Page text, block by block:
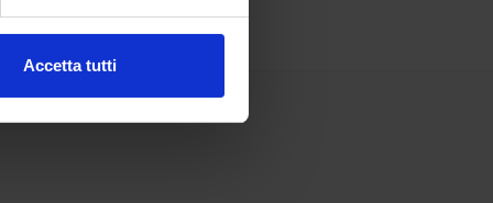
che hai fornito loro o
Accetta tutti